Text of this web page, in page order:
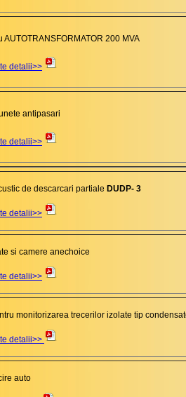
AUTOTRANSFORMATOR 200 MVA
detalii>>
antipasari
detalii>>
de descarcari partiale DUDP- 3
detalii>>
si camere anechoice
detalii>>
monitorizarea trecerilor izolate tip
detalii>>
auto